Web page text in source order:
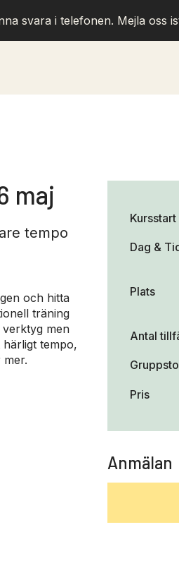
maj
tempo
och hitta
träning
men
tempo,
Kursstart
Dag &
Plats
Antal
Pris
Anmälan
svara i telefonen. Mejla oss